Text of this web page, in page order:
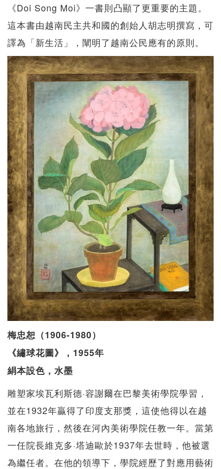
《Doi Song Moi》一書則凸顯了更重要的主題。
這本書由越南民主共和國的創始人胡志明撰寫，可
譯為「新生活」，闡明了越南公民應有的原則。
梅忠恕（1906-1980）
《繡球花圖》，1955年
絹本設色，水墨
雕塑家埃瓦利斯德·容謝爾在巴黎美術學院學習，
並在1932年贏得了印度支那獎，這使他得以在越
南各地旅行，然後在河內美術學院任教一年。當第
一任院長維克多·塔迪歐於1937年去世時，他被選
為繼任者。在他的領導下，學院經歷了對應用藝術